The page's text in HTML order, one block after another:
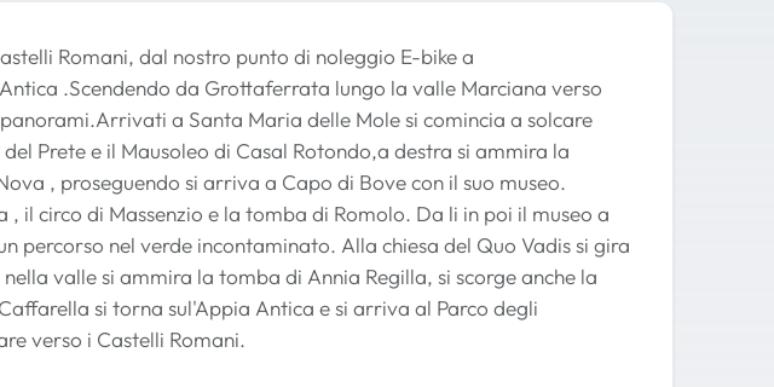
Romani, dal nostro punto di noleggio E-bike a
.Scendendo da Grottaferrata lungo la valle Marciana verso
a Santa Maria delle Mole si comincia a solcare
Prete e il Mausoleo di Casal Rotondo,a destra si ammira la
, proseguendo si arriva a Capo di Bove con il suo museo.
il circo di Massenzio e la tomba di Romolo. Da li in poi il museo a
percorso nel verde incontaminato. Alla chiesa del Quo Vadis si gira
valle si ammira la tomba di Annia Regilla, si scorge anche la
si torna sul'Appia Antica e si arriva al Parco degli
verso i Castelli Romani.